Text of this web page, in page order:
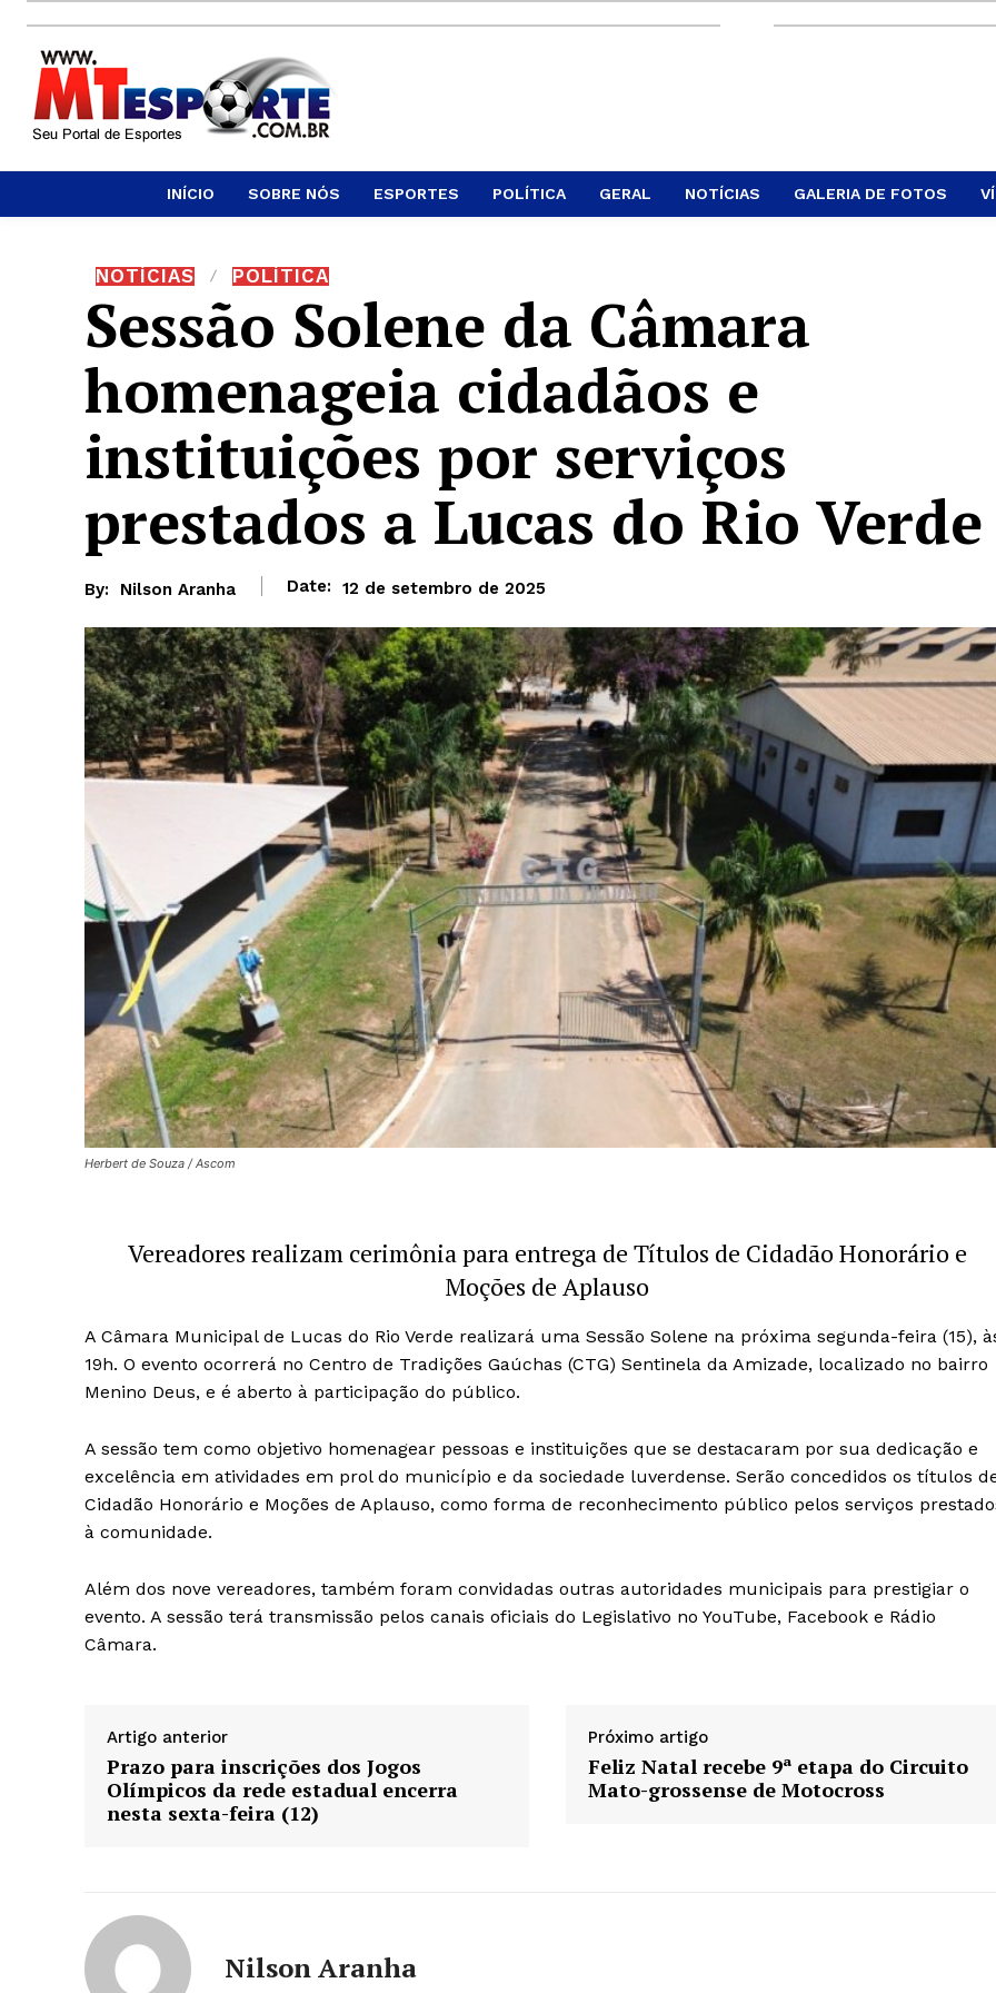
INÍCIO SOBRE NÓS ESPORTES POLÍTICA GERAL NOTÍCIAS GALERIA DE FOTOS
NOTÍCIAS POLÍTICA
Sessão Solene da Câmara
homenageia cidadãos e
instituições por serviços
prestados a Lucas do Rio Verde
By: Nilson Aranha Date: 12 de setembro de 2025
Herbert de Souza / Ascom
Vereadores realizam cerimônia para entrega de Títulos de Cidadão Honorário e
Moções de Aplauso
A Câmara Municipal de Lucas do Rio Verde realizará uma Sessão Solene na próxima segunda-feira (15),
19h. O evento ocorrerá no Centro de Tradições Gaúchas (CTG) Sentinela da Amizade, localizado no bairro
Menino Deus, e é aberto à participação do público.
A sessão tem como objetivo homenagear pessoas e instituições que se destacaram por sua dedicação e
excelência em atividades em prol do município e da sociedade luverdense. Serão concedidos os títulos
Cidadão Honorário e Moções de Aplauso, como forma de reconhecimento público pelos serviços
à comunidade.
Além dos nove vereadores, também foram convidadas outras autoridades municipais para prestigiar o
evento. A sessão terá transmissão pelos canais oficiais do Legislativo no YouTube, Facebook e Rádio
Câmara.
Artigo anterior
Prazo para inscrições dos Jogos
Olímpicos da rede estadual encerra
nesta sexta-feira (12)
Próximo artigo
Feliz Natal recebe 9ª etapa do Circuito
Mato-grossense de Motocross
Nilson Aranha